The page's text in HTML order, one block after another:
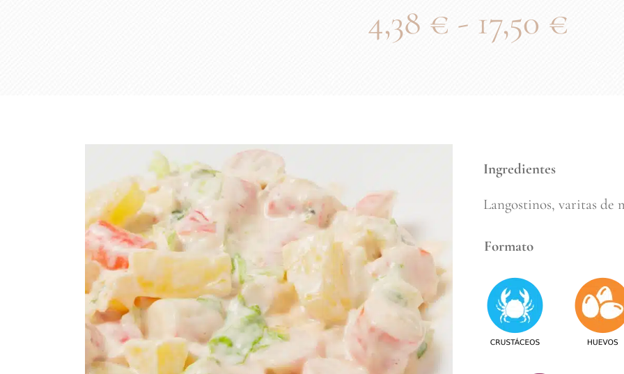
4,38 € - 17,50 €
Ingredientes
Langostinos, varitas de
Formato